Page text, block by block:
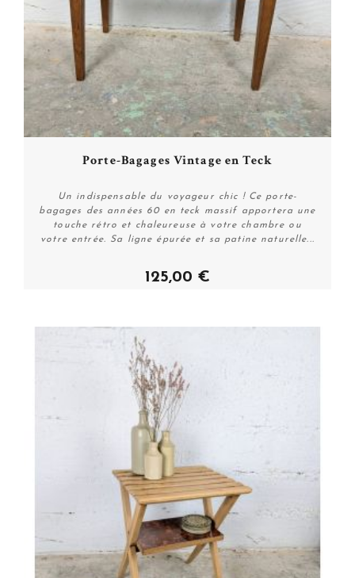
Acheter
Porte-Bagages Vintage en Teck
Un indispensable du voyageur chic ! Ce porte-
bagages des années 60 en teck massif apportera une
touche rétro et chaleureuse à votre chambre ou
votre entrée. Sa ligne épurée et sa patine naturelle...
125,00 €